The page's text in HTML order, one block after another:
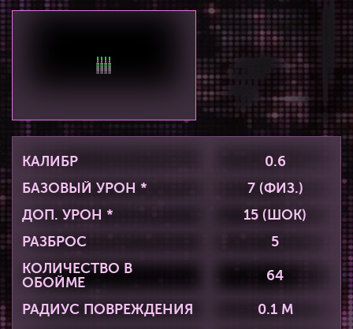
КАЛИБР
0.6
БАЗОВЫЙ УРОН *
7 (ФИЗ.)
ДОП. УРОН *
15 (ШОК)
РАЗБРОС
5
КОЛИЧЕСТВО В
ОБОЙМЕ
64
РАДИУС ПОВРЕЖДЕНИЯ
0.1 М